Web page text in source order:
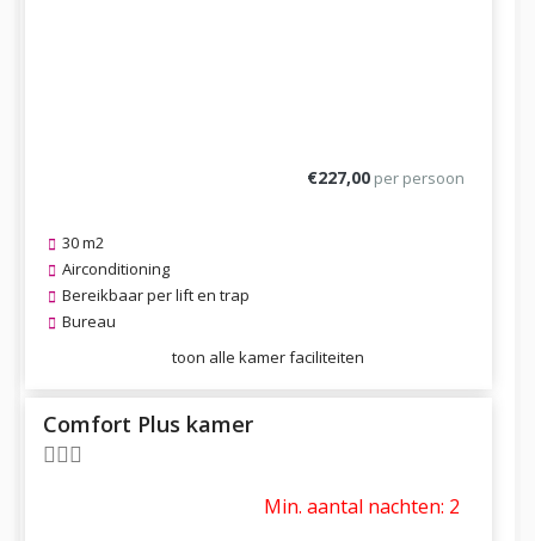
€227,00 per persoon
30 m2
Airconditioning
Bereikbaar per lift en trap
Bureau
toon alle kamer faciliteiten
Comfort Plus kamer
Min. aantal nachten: 2